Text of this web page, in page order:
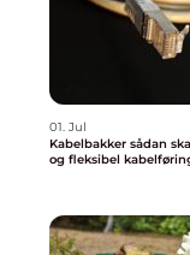
01. Jul
Kabelbakker sådan skaber du sikker
og fleksibel